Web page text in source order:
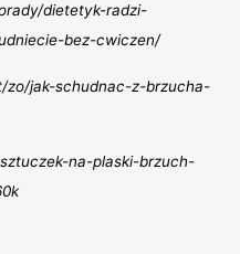
dietetyk-radzi-
bez-cwiczen/
jak-schudnac-z-brzucha-
na-plaski-brzuch-